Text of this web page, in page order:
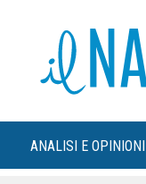
ANALISI E OPINIONI